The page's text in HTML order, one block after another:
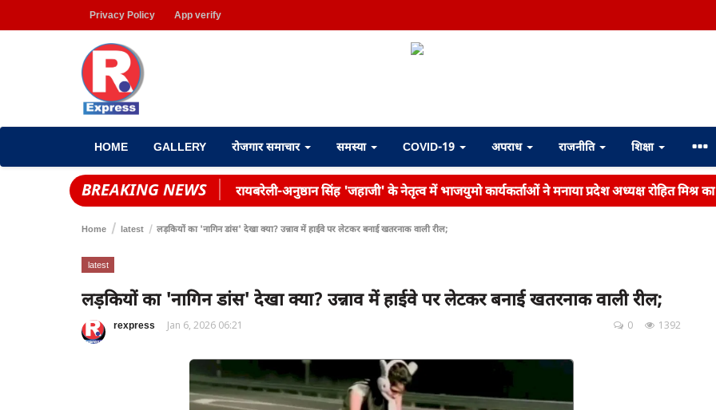
Privacy Policy App verify
HOME GALLERY रोजगार समाचार समस्या COVID-19 अपराध राजनीति शिक्षा
BREAKING NEWS रायबरेली-अनुष्ठान सिंह 'जहाजी' के नेतृत्व में भाजयुमो कार्यकर्ताओं ने मनाया प्रदेश अध्यक्ष रोहित मिश्र
Home latest लड़कियों का 'नागिन डांस' देखा क्या? उन्नाव में हाईवे पर लेटकर बनाई खतरनाक वाली रील;
latest
लड़कियों का 'नागिन डांस' देखा क्या? उन्नाव में हाईवे पर लेटकर बनाई खतरनाक वाली रील;
rexpress Jan 6, 2026 06:21 1392
0